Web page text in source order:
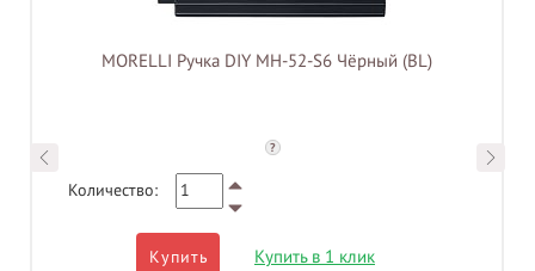
MORELLI Ручка DIY MH-52-S6 Чёрный (BL)
?
Количество:
Купить Купить в 1 клик